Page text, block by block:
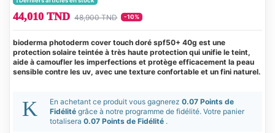
44,010 TND 48,900 TND -10%
bioderma photoderm cover touch doré spf50+ 40g est une
protection solaire teintée à très haute protection qui unifie le teint,
aide à camoufler les imperfections et protège efficacement la peau
sensible contre les uv, avec une texture confortable et un fini naturel.
En achetant ce produit vous gagnerez 0.07 Points de
Fidélité grâce à notre programme de fidélité. Votre panier
totalisera 0.07 Points de Fidélité .